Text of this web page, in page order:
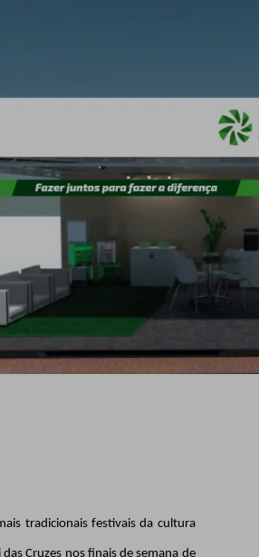
tradicionais festivais da cultura
Cruzes nos finais de semana de